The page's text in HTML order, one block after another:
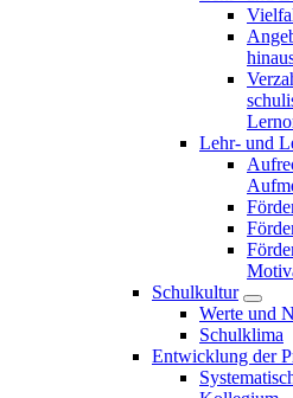
Lehr- und
Schulkultur
Werte und
Schulklima
Entwicklung der